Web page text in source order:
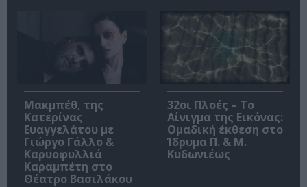
Μακμπέθ, της
Κατερίνας
Ευαγγελάτου με
Γιώργο Γάλλο &
Καρυοφυλλιά
Καραμπέτη στο
Θέατρο Βασιλάκου
32οι Πλοές – Το
Αίνιγμα της Εικόνας:
Ομαδική έκθεση στο
Ίδρυμα Π. & Μ.
Κυδωνιέως